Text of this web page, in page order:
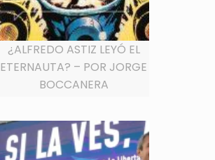
¿ALFREDO ASTIZ LEYÓ EL
ETERNAUTA? – POR JORGE
BOCCANERA